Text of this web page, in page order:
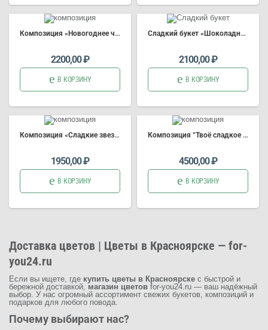
Композиция «Новогоднее чудо»
2200,00₽
В КОРЗИНУ
Сладкий букет «Шоколадный Взрыв» (Арт.4601)
2100,00₽
В КОРЗИНУ
Композиция «Сладкие звезды» (Арт.4596)
1950,00₽
В КОРЗИНУ
Композиция “Твоё сладкое воспоминание”
4500,00₽
В КОРЗИНУ
Доставка цветов | Цветы в Красноярске — for-
you24.ru
Если вы ищете, где купить цветы в Красноярске с быстрой и
бережной доставкой, магазин цветов for-you24.ru — ваш надёжный
выбор. У нас огромный ассортимент свежих букетов, композиций и
подарков для любого повода.
Почему выбирают нас?